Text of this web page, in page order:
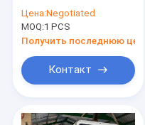
многофункциональная,
1 сортировальная
машина изюминки
парашюта
Цена:Negotiated
MOQ:1 PCS
Получить последнюю цену
Контакт